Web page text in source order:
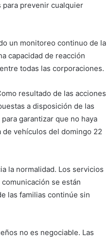
para prevenir cualquier
un monitoreo continuo de la
capacidad de reacción
todas las corporaciones.
resultado de las acciones
a disposición de las
garantizar que no haya
vehículos del domingo 22
la normalidad. Los servicios
se están
las familias continúe sin
no es negociable. Las